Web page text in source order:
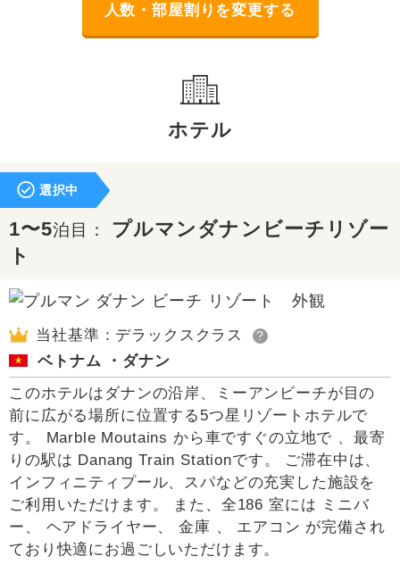
人数・部屋割りを変更する
ホテル
選択中
1〜5泊目： プルマンダナンビーチリゾー
ト
当社基準：デラックスクラス ?
ベトナム ・ダナン
このホテルはダナンの沿岸、ミーアンビーチが目の
前に広がる場所に位置する5つ星リゾートホテルで
す。 Marble Moutains から車ですぐの立地で 、最寄
りの駅は Danang Train Stationです。 ご滞在中は、
インフィニティプール、スパなどの充実した施設を
ご利用いただけます。 また、全186 室には ミニバ
ー、 ヘアドライヤー、 金庫 、 エアコン が完備され
ており快適にお過ごしいただけます。